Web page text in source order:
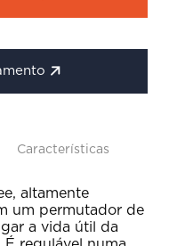
Características
altamente
um permutador de
a vida útil da